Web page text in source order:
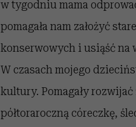
w tygodniu mama
pomagała nam założyć
konserwowych i usiąść na
W czasach mojego
kultury. Pomagały
półtoraroczną córeczkę,